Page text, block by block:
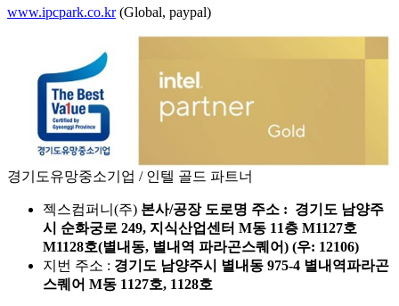
www.ipcpark.co.kr(Global, paypal)
경기도유망중소기업 / 인텔 골드 파트너
젝스컴퍼니(주) 본사/공장 도로명 주소 : 경기도 남양주
시 순화궁로 249, 지식산업센터 M동 11층 M1127호
M1128호(별내동, 별내역 파라곤스퀘어) (우: 12106)
지번 주소 : 경기도 남양주시 별내동 975-4 별내역파라곤
스퀘어 M동 1127호, 1128호